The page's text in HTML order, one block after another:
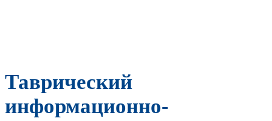
Таврический
информационно-